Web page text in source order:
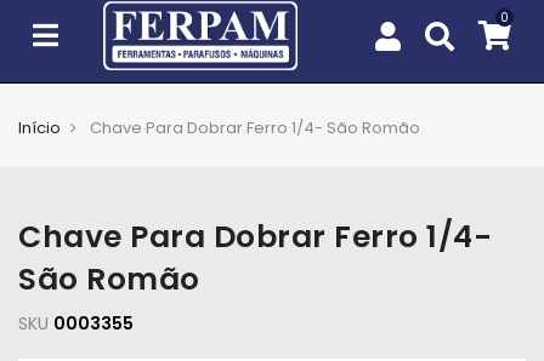
e
Jardim
EPIs
Início Chave Para Dobrar Ferro 1/4- São Romão
Chave Para Dobrar Ferro 1/4-
São Romão
SKU 0003355